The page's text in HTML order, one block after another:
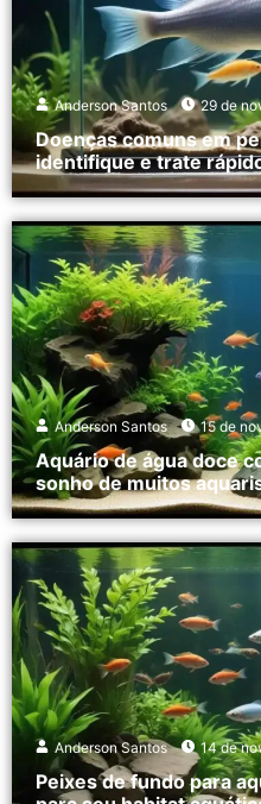
Anderson Santos 29 de
Doenças comuns em
identifique e trate
Anderson Santos 15 de
Aquário de água doce
sonho de muitos
Anderson Santos 14 de
Peixes de fundo para